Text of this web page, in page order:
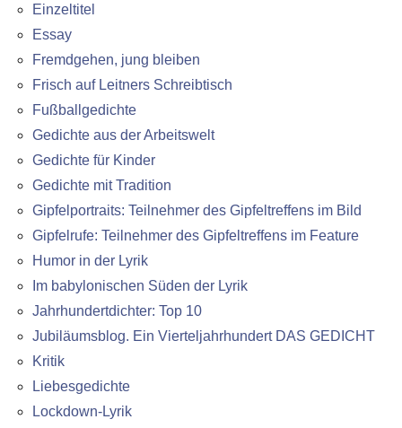
Einzeltitel
Essay
Fremdgehen, jung bleiben
Frisch auf Leitners Schreibtisch
Fußballgedichte
Gedichte aus der Arbeitswelt
Gedichte für Kinder
Gedichte mit Tradition
Gipfelportraits: Teilnehmer des Gipfeltreffens im Bild
Gipfelrufe: Teilnehmer des Gipfeltreffens im Feature
Humor in der Lyrik
Im babylonischen Süden der Lyrik
Jahrhundertdichter: Top 10
Jubiläumsblog. Ein Vierteljahrhundert DAS GEDICHT
Kritik
Liebesgedichte
Lockdown-Lyrik